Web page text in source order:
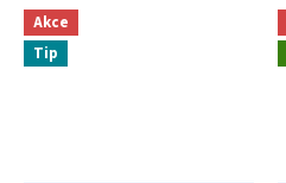
Akce
Tip